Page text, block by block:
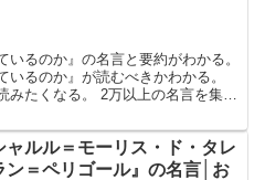
いるのか』の名言と要約がわかる。
いるのか』が読むべきかわかる。
みたくなる。 2万以上の名言を集
ャルル＝モーリス・ド・タレ
ン＝ペリゴール』の名言│お